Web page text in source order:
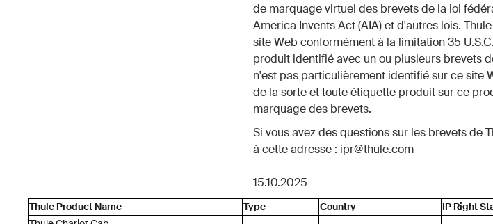
de marquage virtuel des brevets de la loi
America Invents Act (AIA) et d'autres lois.
site Web conformément à la limitation 35
produit identifié avec un ou plusieurs brevets
n'est pas particulièrement identifié sur ce site
de la sorte et toute étiquette produit sur ce
marquage des brevets.
Si vous avez des questions sur les brevets de
à cette adresse : ipr@thule.com
15.10.2025
Thule Product Name Type Country IP Right